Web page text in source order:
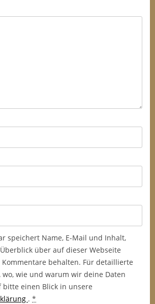
speichert Name, E-Mail und Inhalt,
über auf dieser Webseite
behalten. Für detaillierte
wie und warum wir deine Daten
bitte einen Blick in unsere
. *